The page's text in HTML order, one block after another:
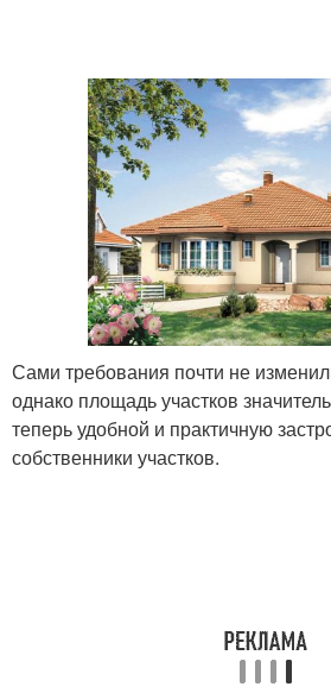
Сами требования почти не
однако площадь участков
теперь удобной и практичную
собственники участков.